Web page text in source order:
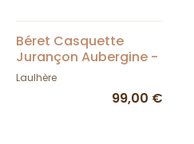
Béret Casquette
Jurançon Aubergine -
Laulhère
Laulhère
99,00 €